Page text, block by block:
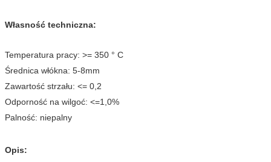
Własność techniczna:
Temperatura pracy: >= 350 ° C
Średnica włókna: 5-8mm
Zawartość strzału: <= 0,2
Odporność na wilgoć: <=1,0%
Palność: niepalny
Opis: